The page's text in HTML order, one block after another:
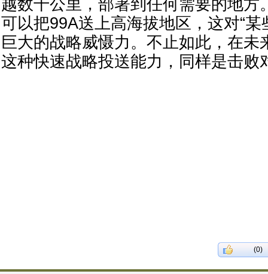
越数千公里，部署到任何需要的地方
可以把99A送上高海拔地区，这对“某
巨大的战略威慑力。不止如此，在未
这种快速战略投送能力，同样是击败
(0)